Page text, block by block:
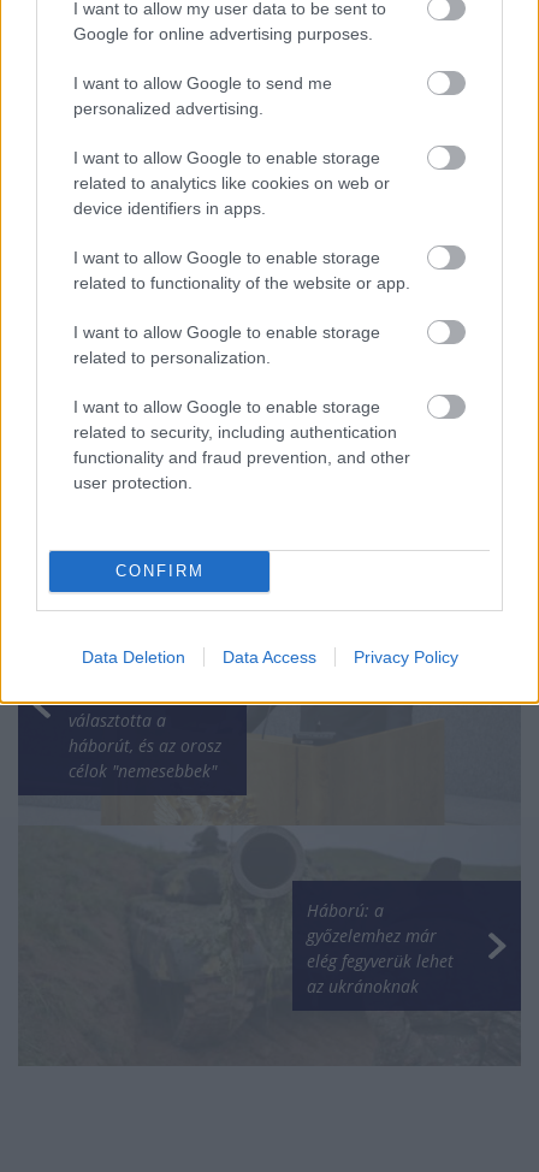
I want to allow my user data to be sent to
Google for online advertising purposes.
I want to allow Google to send me
personalized advertising.
I want to allow Google to enable storage
related to analytics like cookies on web or
device identifiers in apps.
I want to allow Google to enable storage
related to functionality of the website or app.
I want to allow Google to enable storage
related to personalization.
I want to allow Google to enable storage
related to security, including authentication
functionality and fraud prevention, and other
user protection.
CONFIRM
Data Deletion Data Access Privacy Policy
HÍREK 2026. júl. 20.
csavar a sztoriban
külügyminiszter
választotta a
háborút, és az orosz
célok "nemesebbek"
Háború: a
győzelemhez már
elég fegyverük lehet
az ukránoknak